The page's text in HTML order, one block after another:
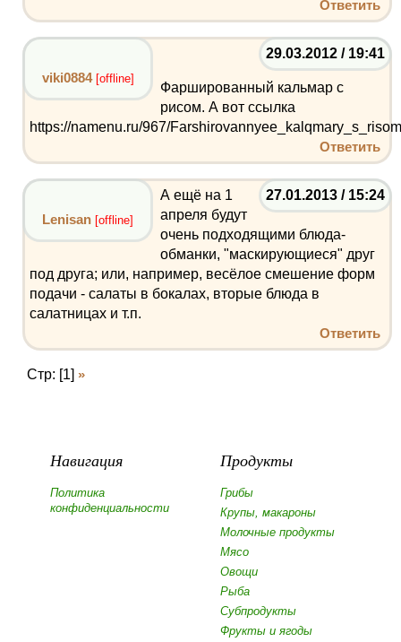
Ответить
29.03.2012 / 19:41
viki0884 [offline]
Фаршированный кальмар с
рисом. А вот ссылка
https://namenu.ru/967/
Ответить
27.01.2013 / 15:24
Lenisan [offline]
А ещё на 1
апреля будут
очень подходящими блюда-
обманки, "маскирующиеся" друг
под друга; или, например, весёлое смешение форм
подачи - салаты в бокалах, вторые блюда в
салатницах и т.п.
Ответить
Стр: [1] »
Навигация
Политика
конфиденциальности
Продукты
Грибы
Крупы, макароны
Молочные продукты
Мясо
Овощи
Рыба
Субпродукты
Фрукты и ягоды